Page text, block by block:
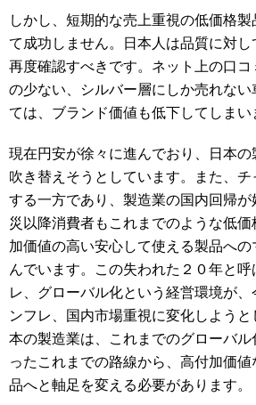
しかし、短期的な売上重視の低価格
て成功しません。日本人は品質に対
再度確認すべきです。ネット上の口
の少ない、シルバー層にしか売れな
ては、ブランド価値も低下してしまい
現在円安が徐々に進んでおり、日本
吹き替えそうとしています。また、
する一方であり、製造業の国内回帰
災以降消費者もこれまでのような低
加価値の高い安心して使える製品へ
んでいます。この失われた２０年と
レ、グローバル化という経営環境が、
ンフレ、国内市場重視に変化しようと
本の製造業は、これまでのグローバ
ったこれまでの路線から、高付加価
品へと軸足を変える必要があります。